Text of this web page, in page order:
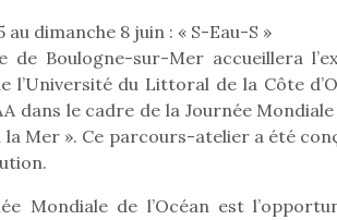
au dimanche 8 juin : « S-Eau-S »
de Boulogne-sur-Mer accueillera
l’Université du Littoral de la Côte
dans le cadre de la Journée
la Mer ». Ce parcours-atelier a été
Mondiale de l’Océan est